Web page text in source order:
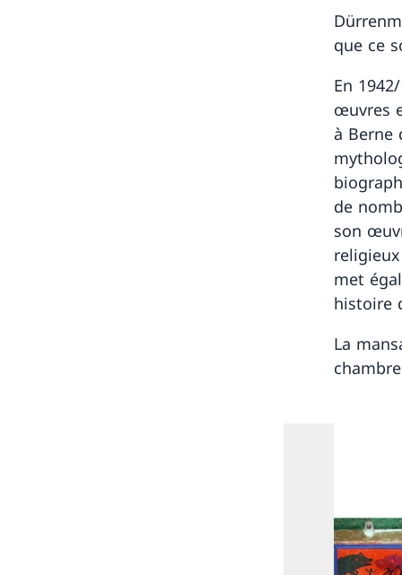
que ce
En
œuvres
à Berne
de
son
met
histoire
La